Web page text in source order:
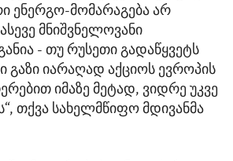
მომარაგება არ
მნიშვნელოვანი
- თუ რუსეთი გადაწყვეტს
გაზი იარაღად აქციოს ევროპის
იმაზე მეტად, ვიდრე უკვე
თქვა სახელმწიფო მდივანმა